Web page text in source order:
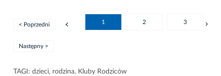
< Poprzedni 1 2 3
Następny >
TAGI: dzieci, rodzina, Kluby Rodziców